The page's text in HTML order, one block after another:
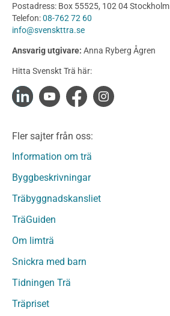
Produkter
Konstruktionsvirke
Konstruktionsvirke Behandlat
Konstruktionsvirke Fingerskarvat
Konstruktionsvirke
Limträ
Fanerträ
Fanerträ Obehandlat
Träpanel och Utvändig
Träpanel och utvändig
Trägolv
Sågat virke
Sågat virke Behandlat
Övriga träprodukter
Postadress: Box 55525, 102 04 Stockholm
Telefon:08-762 72 60
info@svenskttra.se
Ansvarig utgivare: Anna Ryberg Ågren
Hitta Svenskt Trä här:
Fler sajter från oss:
Information om trä
Byggbeskrivningar
Träbyggnadskansliet
TräGuiden
Om limträ
Snickra med barn
Tidningen Trä
Träpriset